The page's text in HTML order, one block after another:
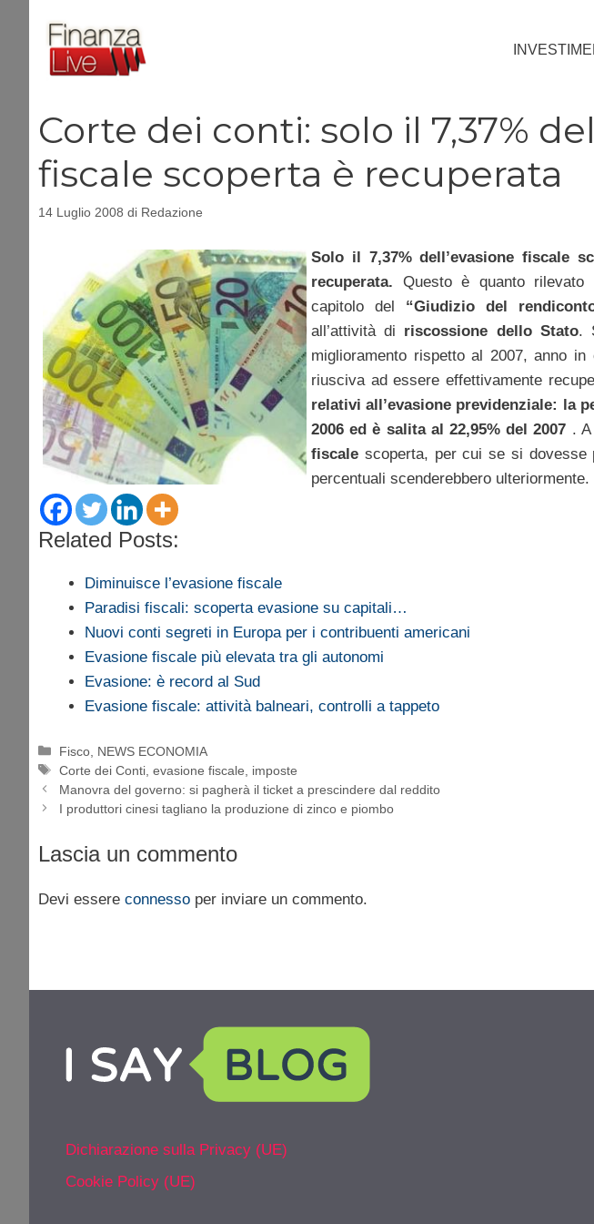
contenuto
Corte dei conti: solo il 7,37%
fiscale scoperta è recuperata
14 Luglio 2008 di Redazione
Solo il 7,37% dell’evasione fiscale
recuperata. Questo è quanto rilevato
capitolo del “Giudizio del
all’attività di riscossione dello Stato.
miglioramento rispetto al 2007, anno
riusciva ad essere effettivamente
relativi all’evasione previdenziale: la
2006 ed è salita al 22,95% del 2007 .
fiscale scoperta, per cui se si dovesse
percentuali scenderebbero ulteriormente.
Related Posts:
Diminuisce l’evasione fiscale
Paradisi fiscali: scoperta evasione su capitali…
Nuovi conti segreti in Europa per i contribuenti americani
Evasione fiscale più elevata tra gli autonomi
Evasione: è record al Sud
Evasione fiscale: attività balneari, controlli a tappeto
Categorie
Fisco NEWS ECONOMIA
Tag
Corte dei Conti ,evasione fiscale
imposte
Manovra del governo: si pagherà il ticket a prescindere dal reddito
I produttori cinesi tagliano la produzione di zinco e piombo
Lascia un commento
Devi essere connesso per inviare un commento.
Dichiarazione sulla Privacy (UE)
Cookie Policy (UE)